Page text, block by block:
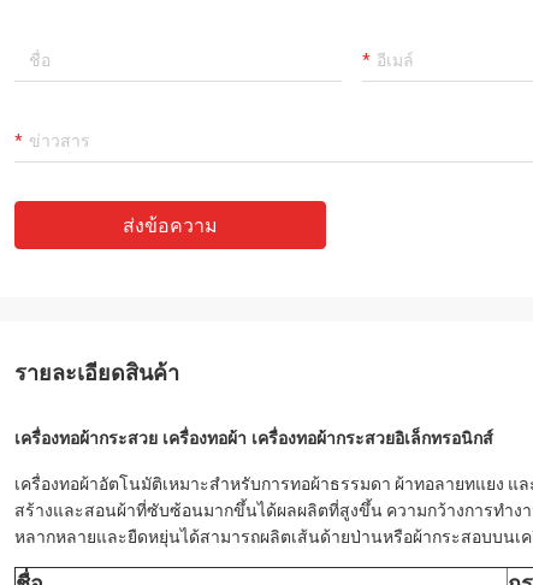
ส่งข้อความ
รายละเอียดสินค้า
เครื่องทอผ้ากระสวย เครื่องทอผ้า เครื่องทอผ้ากระสวยอิเล็กทรอนิกส์
เครื่องทอผ้าอัตโนมัติเหมาะสำหรับการทอผ้าธรรมดา ผ้าทอลายทแยง
สร้างและสอนผ้าที่ซับซ้อนมากขึ้นได้ผลผลิตที่สูงขึ้น ความกว้างการทำง
หลากหลายและยืดหยุ่นได้สามารถผลิตเส้นด้ายป่านหรือผ้ากระสอบบนเค